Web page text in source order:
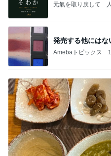
元氣を取り戻して
発売する他にはな
Amebaトピックス